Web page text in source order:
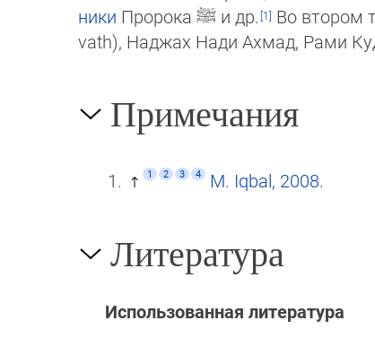
ни­ки
Пророка ﷺ и др.
Во втором
vath), Наджах Нади Ах­мад, Рами
Примечания
1 2 3 4 M. Iqbal, 2008.
Литература
Использованная литература